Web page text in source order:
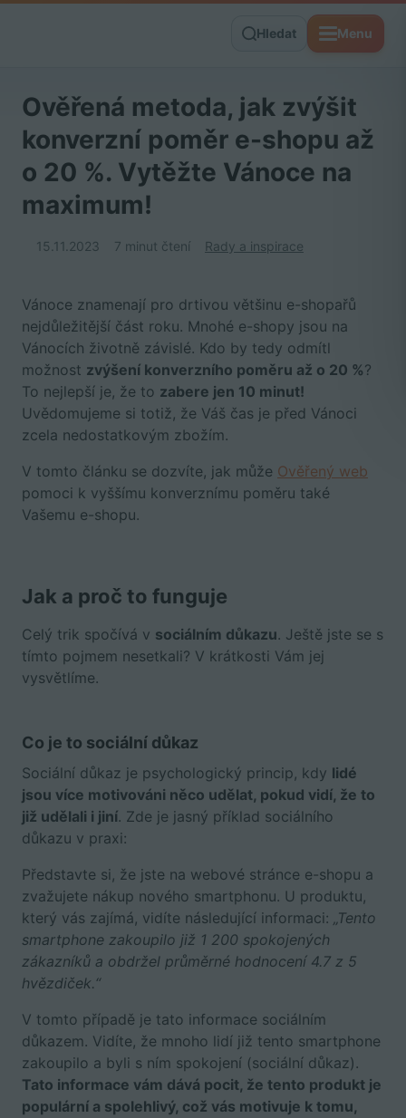
Hledat Menu
Ověřená metoda, jak zvýšit
konverzní poměr e-shopu až
o 20 %. Vytěžte Vánoce na
maximum!
15.11.2023 7 minut čtení Rady a inspirace
Vánoce znamenají pro drtivou většinu e-shopařů
nejdůležitější část roku. Mnohé e-shopy jsou na
Vánocích životně závislé. Kdo by tedy odmítl
možnost zvýšení konverzního poměru až o 20 %?
To nejlepší je, že to zabere jen 10 minut!
Uvědomujeme si totiž, že Váš čas je před Vánoci
zcela nedostatkovým zbožím.
V tomto článku se dozvíte, jak může Ověřený web
pomoci k vyššímu konverznímu poměru také
Vašemu e-shopu.
Jak a proč to funguje
Celý trik spočívá v sociálním důkazu. Ještě jste se s
tímto pojmem nesetkali? V krátkosti Vám jej
vysvětlíme.
Co je to sociální důkaz
Sociální důkaz je psychologický princip, kdy lidé
jsou více motivováni něco udělat, pokud vidí, že to
již udělali i jiní. Zde je jasný příklad sociálního
důkazu v praxi:
Představte si, že jste na webové stránce e-shopu a
zvažujete nákup nového smartphonu. U produktu,
který vás zajímá, vidíte následující informaci: „Tento
smartphone zakoupilo již 1 200 spokojených
zákazníků a obdržel průměrné hodnocení 4.7 z 5
hvězdiček.“
V tomto případě je tato informace sociálním
důkazem. Vidíte, že mnoho lidí již tento smartphone
zakoupilo a byli s ním spokojení (sociální důkaz).
Tato informace vám dává pocit, že tento produkt je
populární a spolehlivý, což vás motivuje k tomu,